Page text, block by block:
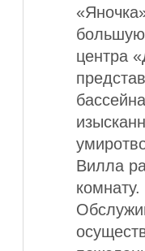
большую
центра
Вилла
комнату.